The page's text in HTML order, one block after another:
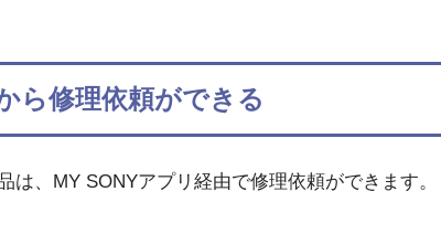
ら修理依頼ができる
は、MY SONYアプリ経由で修理依頼ができます。